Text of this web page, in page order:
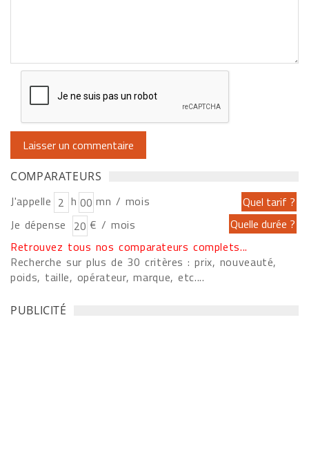
COMPARATEURS
J'appelle h
mn / mois
Je dépense
€ / mois
Retrouvez tous nos comparateurs complets...
Recherche sur plus de 30 critères : prix, nouveauté,
poids, taille, opérateur, marque, etc....
PUBLICITÉ